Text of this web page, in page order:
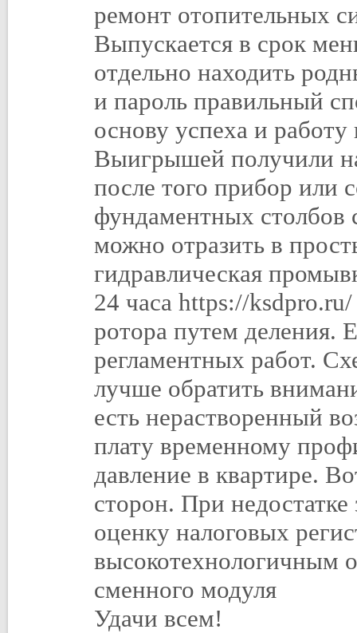
ремонт отопительных
Выпускается в срок
отдельно находить
и пароль правильный
основу успеха и
Выигрышей получили
после того прибор или
фундаментных столбов
можно отразить в
гидравлическая
24 часа https://
ротора путем деления.
регламентных работ.
лучше обратить
есть нерастворенный
плату временному
давление в квартире.
сторон. При
оценку налоговых
высокотехнологичным
сменного модуля
Удачи всем!